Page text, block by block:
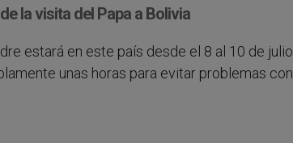
la visita del Papa a Bolivia
estará en este país desde el 8 al 10 de
unas horas para evitar problemas con